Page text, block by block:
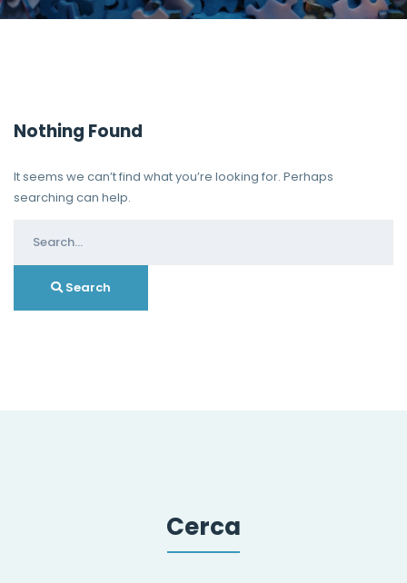
Nothing Found
It seems we can’t find what you’re looking for. Perhaps
searching can help.
for:
Search
Cerca